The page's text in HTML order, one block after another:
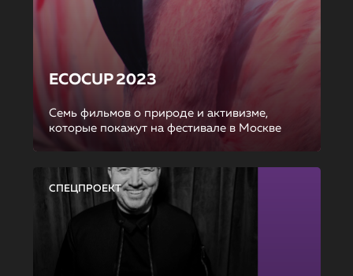
ECOCUP 2023
Семь фильмов о природе и активизме,
которые покажут на фестивале в Москве
СПЕЦПРОЕКТ